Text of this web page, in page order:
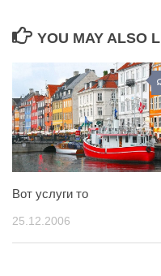
YOU MAY ALSO
Вот услуги то
25.12.2006